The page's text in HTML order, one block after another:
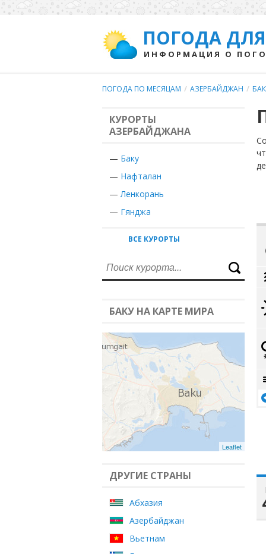
ПОГОДА
ИНФОРМАЦИЯ О
ПОГОДА ПО МЕСЯЦАМ / АЗЕРБАЙДЖАН /
КУРОРТЫ
АЗЕРБАЙДЖАНА
— Баку
— Нафталан
—Ленкорань
— Гянджа
ВСЕ КУРОРТЫ
БАКУ НА КАРТЕ МИРА
Leaflet
ДРУГИЕ СТРАНЫ
Абхазия
Азербайджан
Вьетнам